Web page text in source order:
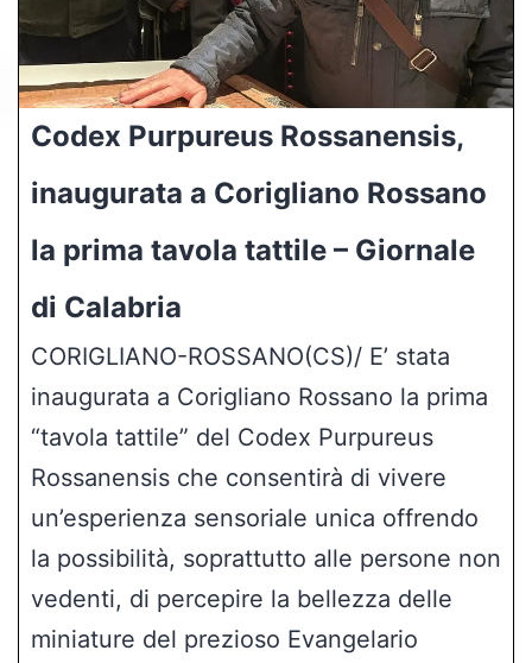
Codex Purpureus Rossanensis,
inaugurata a Corigliano Rossano
la prima tavola tattile – Giornale
di Calabria
CORIGLIANO-ROSSANO(CS)/ E’ stata
inaugurata a Corigliano Rossano la prima
“tavola tattile” del Codex Purpureus
Rossanensis che consentirà di vivere
un’esperienza sensoriale unica offrendo
la possibilità, soprattutto alle persone non
vedenti, di percepire la bellezza delle
miniature del prezioso Evangelario